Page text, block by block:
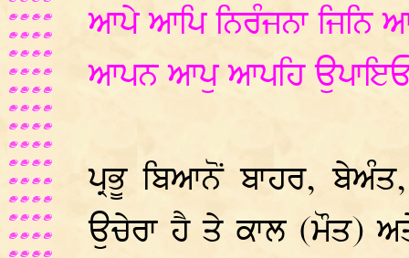
ਆਪੇ ਆਪਿ ਨਿਰੰਜਨਾ
ਆਪਨ ਆਪੁ ਆਪਹਿ
ਪ੍ਰਭੂ ਬਿਆਨੋਂ ਬਾਹਰ,
ਉਚੇਰਾ ਹੈ ਤੇ ਕਾਲ (ਮੌਤ)